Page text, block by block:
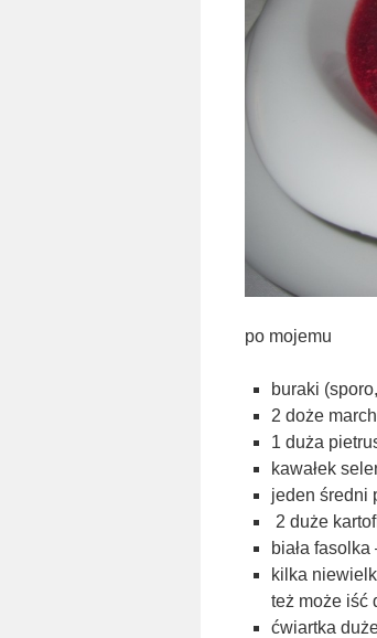
po mojemu
buraki
2 doże
1 duża
kawałek
jeden średni
2 duże
biała
kilka
też może iść
ćwiartka